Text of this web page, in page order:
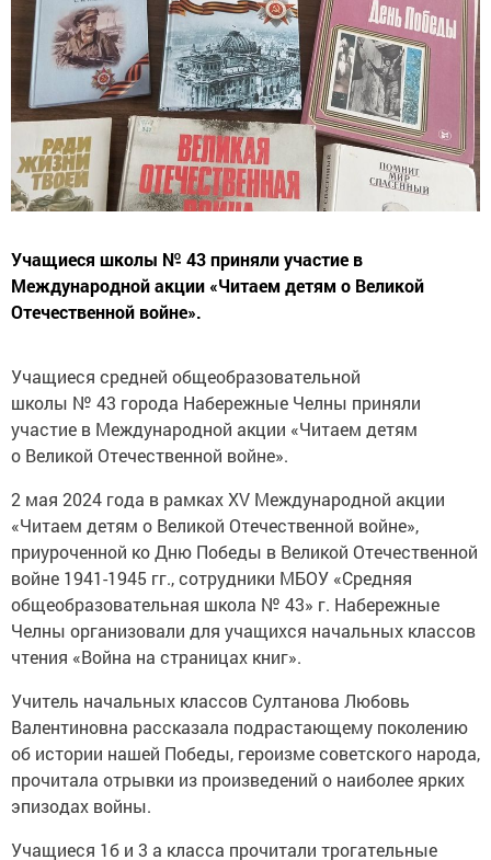
Учащиеся школы № 43 приняли участие в
Международной акции «Читаем детям о Великой
Отечественной войне».
Учащиеся средней общеобразовательной
школы № 43 города Набережные Челны приняли
участие в Международной акции «Читаем детям
о Великой Отечественной войне».
2 мая 2024 года в рамках XV Международной акции
«Читаем детям о Великой Отечественной войне»,
приуроченной ко Дню Победы в Великой Отечественной
войне 1941-1945 гг., сотрудники МБОУ «Средняя
общеобразовательная школа № 43» г. Набережные
Челны организовали для учащихся начальных классов
чтения «Война на страницах книг».
Учитель начальных классов Султанова Любовь
Валентиновна рассказала подрастающему поколению
об истории нашей Победы, героизме советского народа,
прочитала отрывки из произведений о наиболее ярких
эпизодах войны.
Учащиеся 1б и 3 а класса прочитали трогательные